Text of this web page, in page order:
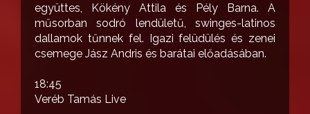
együttes, Kökény Attila és Pély Barna. A
műsorban sodró lendületű, swinges-latinos
dallamok tűnnek fel. Igazi felüdülés és zenei
csemege Jász Andris és barátai előadásában.
18:45
Veréb Tamás Live